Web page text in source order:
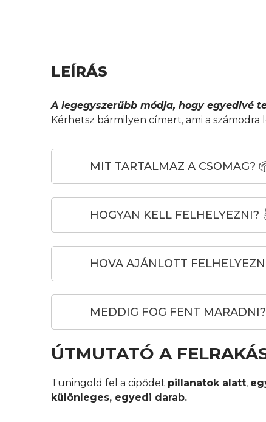
LEÍRÁS
A legegyszerűbb módja, hogy egyedivé
Kérhetsz bármilyen címert, ami a számodra
MIT TARTALMAZ A CSOMAG?
HOGYAN KELL FELHELYEZNI?
HOVA AJÁNLOTT
MEDDIG FOG FENT MARADNI?
ÚTMUTATÓ A
Tuningold fel a cipődet pillanatok alatt,
különleges, egyedi darab.